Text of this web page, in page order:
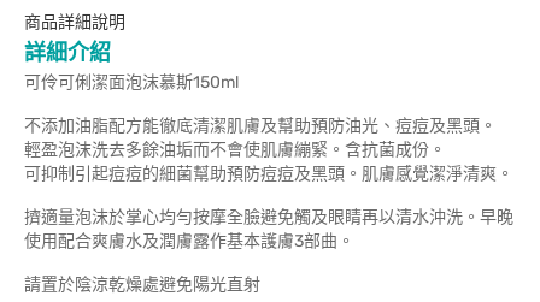
商品詳細說明
詳細介紹
可伶可俐潔面泡沫慕斯150ml
不添加油脂配方能徹底清潔肌膚及幫助預防油光、痘痘及黑頭。
輕盈泡沫洗去多餘油垢而不會使肌膚繃緊。含抗菌成份。
可抑制引起痘痘的細菌幫助預防痘痘及黑頭。肌膚感覺潔淨清爽。
擠適量泡沫於掌心均勻按摩全臉避免觸及眼睛再以清水沖洗。早晚
使用配合爽膚水及潤膚露作基本護膚3部曲。
請置於陰涼乾燥處避免陽光直射